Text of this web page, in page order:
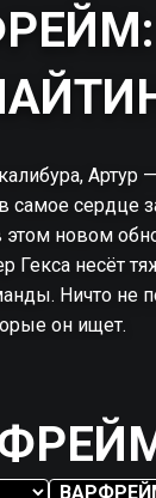
Артур
самое сердце
новом
Гекса несёт
Ничто не
он ищет.